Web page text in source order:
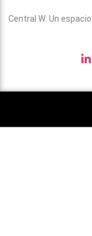
Central W: Un